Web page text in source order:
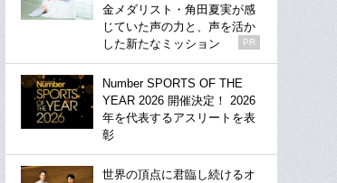
金メダリスト・角田夏実が感
じていた声の力と、声を活か
した新たなミッション
PR
Number SPORTS OF THE
YEAR 2026 開催決定！ 2026
年を代表するアスリートを表
彰
世界の頂点に君臨し続けるオ